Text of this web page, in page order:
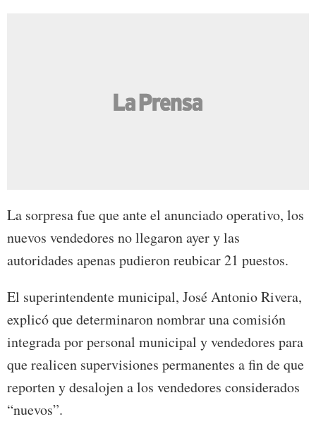
La sorpresa fue que ante el anunciado operativo, los
nuevos vendedores no llegaron ayer y las
autoridades apenas pudieron reubicar 21 puestos.
El superintendente municipal, José Antonio Rivera,
explicó que determinaron nombrar una comisión
integrada por personal municipal y vendedores para
que realicen supervisiones permanentes a fin de que
reporten y desalojen a los vendedores considerados
“nuevos”.